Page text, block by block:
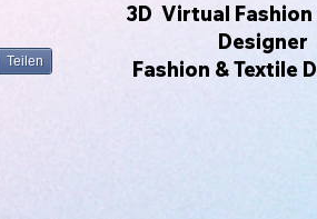
Teilen
3D Virtual Fashion
Designer
Fashion & Textile